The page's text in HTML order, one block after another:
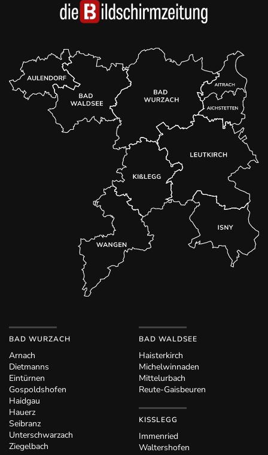
BAD WURZACH
Arnach
Dietmanns
Eintürnen
Gospoldshofen
Haidgau
Hauerz
Seibranz
Unterschwarzach
Ziegelbach
BAD WALDSEE
Haisterkirch
Michelwinnaden
Mittelurbach
Reute-Gaisbeuren
KISSLEGG
Immenried
Waltershofen